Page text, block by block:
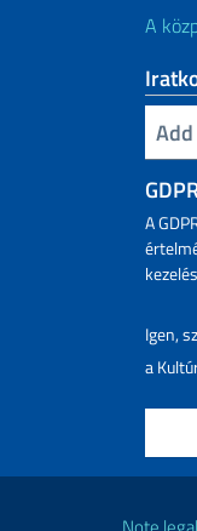
A
Inserisci la tua email
A
Igen,
a